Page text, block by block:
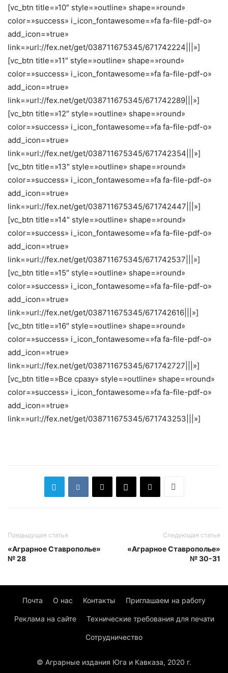
[vc_btn title=»10″ style=»outline» shape=»round»
color=»success» i_icon_fontawesome=»fa fa-file-pdf-o»
add_icon=»true»
link=»url://fex.net/get/038711675345/671742224|||»]
[vc_btn title=»11″ style=»outline» shape=»round»
color=»success» i_icon_fontawesome=»fa fa-file-pdf-o»
add_icon=»true»
link=»url://fex.net/get/038711675345/671742289|||»]
[vc_btn title=»12″ style=»outline» shape=»round»
color=»success» i_icon_fontawesome=»fa fa-file-pdf-o»
add_icon=»true»
link=»url://fex.net/get/038711675345/671742354|||»]
[vc_btn title=»13″ style=»outline» shape=»round»
color=»success» i_icon_fontawesome=»fa fa-file-pdf-o»
add_icon=»true»
link=»url://fex.net/get/038711675345/671742447|||»]
[vc_btn title=»14″ style=»outline» shape=»round»
color=»success» i_icon_fontawesome=»fa fa-file-pdf-o»
add_icon=»true»
link=»url://fex.net/get/038711675345/671742537|||»]
[vc_btn title=»15″ style=»outline» shape=»round»
color=»success» i_icon_fontawesome=»fa fa-file-pdf-o»
add_icon=»true»
link=»url://fex.net/get/038711675345/671742616|||»]
[vc_btn title=»16″ style=»outline» shape=»round»
color=»success» i_icon_fontawesome=»fa fa-file-pdf-o»
add_icon=»true»
link=»url://fex.net/get/038711675345/671742727|||»]
[vc_btn title=»Все сразу» style=»outline» shape=»round»
color=»success» i_icon_fontawesome=»fa fa-file-pdf-o»
add_icon=»true»
link=»url://fex.net/get/038711675345/671743253|||»]
Предыдущая статья
«Аграрное Ставрополье»
№ 28
Следующая статья
«Аграрное Ставрополье»
№ 30-31
Почта О нас Контакты Приглашаем на работу
Реклама на сайте Технические требования для печати
Сотрудничество
© Аграрные издания Юга и Кавказа, 2020 г.